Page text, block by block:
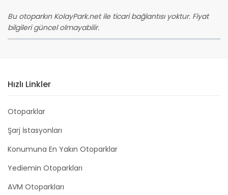
Bu otoparkın KolayPark.net ile ticari bağlantısı yoktur. Fiyat
bilgileri güncel olmayabilir.
Hızlı Linkler
Otoparklar
Şarj İstasyonları
Konumuna En Yakın Otoparklar
Yediemin Otoparkları
AVM Otoparkları